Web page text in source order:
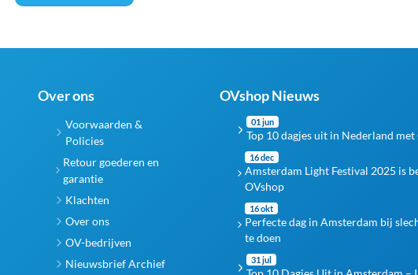
Over ons
Voorwaarden &
Policies
Retour goederen en
garantie
Klachten
Over ons
OV-bedrijven
Nieuwsbrief Archief
OVshop Nieuws
01 jun
Top 10 dagjes uit in Nederland
16 dec
Amsterdam Light Festival 2025 is
OVshop
16 okt
Perfecte dag in Amsterdam bij
te doen
31 jul